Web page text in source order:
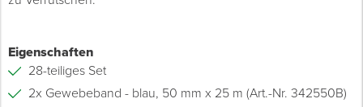
Eigenschaften
28-teiliges Set
2x Gewebeband - blau, 50 mm x 25 m (Art.-Nr. 342550B)